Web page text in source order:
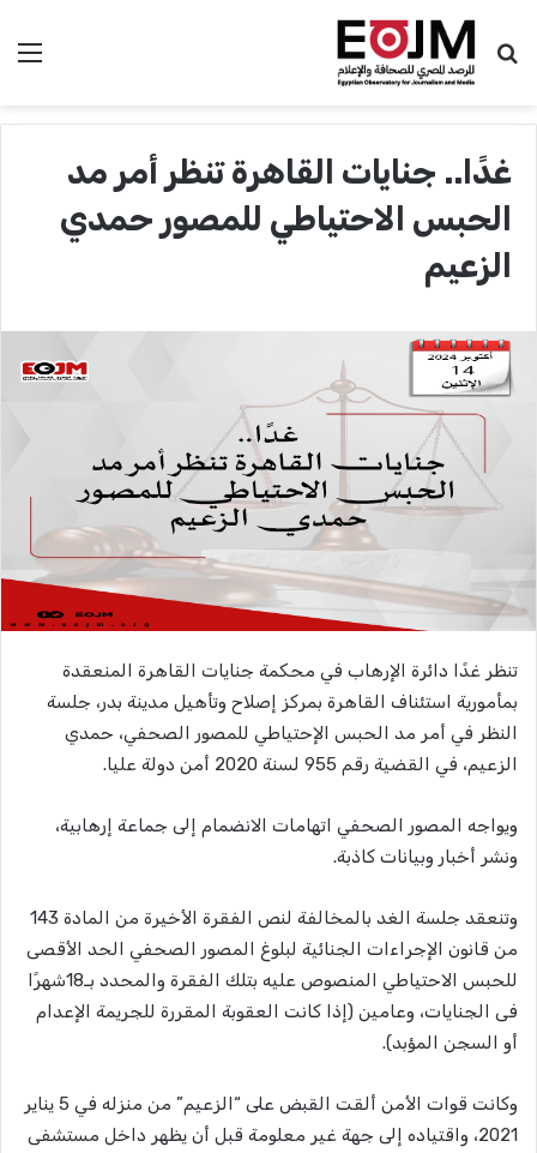
بحث عن
غدًا.. جنايات القاهرة تنظر أمر مد
الحبس الاحتياطي للمصور حمدي
الزعيم
تنظر غدًا دائرة الإرهاب في محكمة جنايات القاهرة المنعقدة
بمأمورية استئناف القاهرة بمركز إصلاح وتأهيل مدينة بدر، جلسة
النظر في أمر مد الحبس الإحتياطي للمصور الصحفي، حمدي
الزعيم، في القضية رقم 955 لسنة 2020 أمن دولة عليا.
ويواجه المصور الصحفي اتهامات الانضمام إلى جماعة إرهابية،
ونشر أخبار وبيانات كاذبة.
وتنعقد جلسة الغد بالمخالفة لنص الفقرة الأخيرة من المادة 143
من قانون الإجراءات الجنائية لبلوغ المصور الصحفي الحد الأقصى
للحبس الاحتياطي المنصوص عليه بتلك الفقرة والمحدد بـ18شهرًا
فى الجنايات، وعامين (إذا كانت العقوبة المقررة للجريمة الإعدام
أو السجن المؤبد).
وكانت قوات الأمن ألقت القبض على “الزعيم” من منزله في 5 يناير
2021، واقتياده إلى جهة غير معلومة قبل أن يظهر داخل مستشفى